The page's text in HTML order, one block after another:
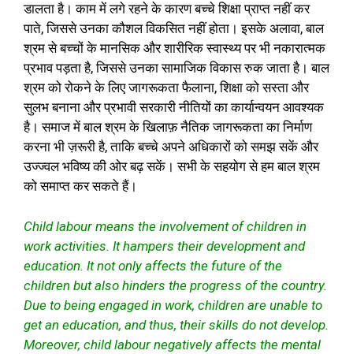
डालता है। काम में लगे रहने के कारण बच्चे शिक्षा प्राप्त नहीं कर
पाते, जिससे उनका कौशल विकसित नहीं होता। इसके अलावा, बाल
श्रम से बच्चों के मानसिक और शारीरिक स्वास्थ्य पर भी नकारात्मक
प्रभाव पड़ता है, जिससे उनका सामाजिक विकास रुक जाता है। बाल
श्रम को रोकने के लिए जागरूकता फैलाना, शिक्षा को सस्ता और
सुलभ बनाना और प्रभावी सरकारी नीतियों का कार्यान्वयन आवश्यक
है। समाज में बाल श्रम के खिलाफ़ नैतिक जागरूकता का निर्माण
करना भी ज़रूरी है, ताकि बच्चे अपने अधिकारों को समझ सकें और
उज्ज्वल भविष्य की ओर बढ़ सकें। सभी के सहयोग से हम बाल श्रम
को समाप्त कर सकते हैं।
Child labour means the involvement of children in
work activities. It hampers their development and
education. It not only affects the future of the
children but also hinders the progress of the country.
Due to being engaged in work, children are unable to
get an education, and thus, their skills do not develop.
Moreover, child labour negatively affects the mental